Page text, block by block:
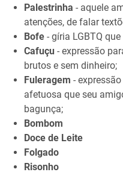
Palestrinha - aquele
atenções, de falar
Bofe - gíria LGBTQ
Cafuçu - expressão
brutos e sem dinheiro;
Fuleragem -
afetuosa que seu
bagunça;
Bombom
Doce de Leite
Folgado
Risonho